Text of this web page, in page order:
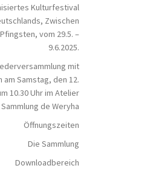
Kulturfestival
Zwischen
vom 29.5. –
9.6.2025.
mit
am Samstag, den 12.
10.30 Uhr im Atelier
Sammlung de Weryha
Öffnungszeiten
Die Sammlung
Downloadbereich